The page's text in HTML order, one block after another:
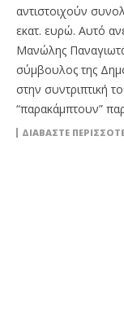
αντιστοιχούν
εκατ. ευρώ. Αυτό
Μανώλης
σύμβουλος της
στην συντριπτική
“παρακάμπτουν”
ΔΙΑΒΆΣΤΕ